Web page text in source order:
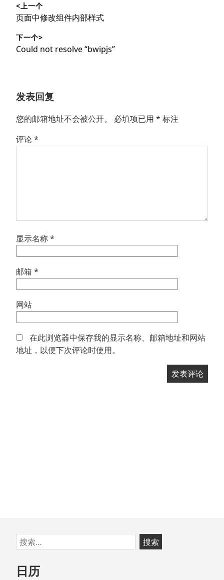
章
导
航
<上一个
上
文
章：
页面中修改组件内部样式
下一个>
下
Could not resolve “bwipjs”
发表回复
您的邮箱地址不会被公开。 必填项已用 * 标注
评论*
显示名称*
邮箱 *
网站
在此浏览器中保存我的显示名称、邮箱地址和网站
地址，以便下次评论时使用。
跳
至
页
脚
搜
索：
日历